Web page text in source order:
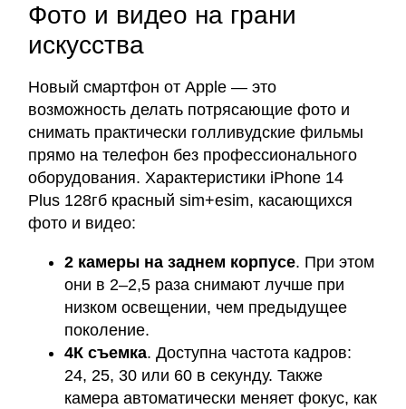
Фото и видео на грани
искусства
Новый смартфон от Apple — это
возможность делать потрясающие фото и
снимать практически голливудские фильмы
прямо на телефон без профессионального
оборудования. Характеристики iPhone 14
Plus 128гб красный sim+esim, касающихся
фото и видео:
2 камеры на заднем корпусе. При этом
они в 2–2,5 раза снимают лучше при
низком освещении, чем предыдущее
поколение.
4К съемка. Доступна частота кадров:
24, 25, 30 или 60 в секунду. Также
камера автоматически меняет фокус, как